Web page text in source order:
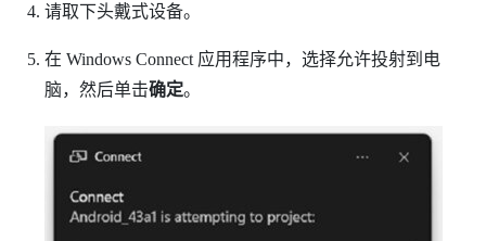
请取下头戴式设备。
在 WindowsConnect 应用程序中，选择允许投射到电
脑，然后单击确定。